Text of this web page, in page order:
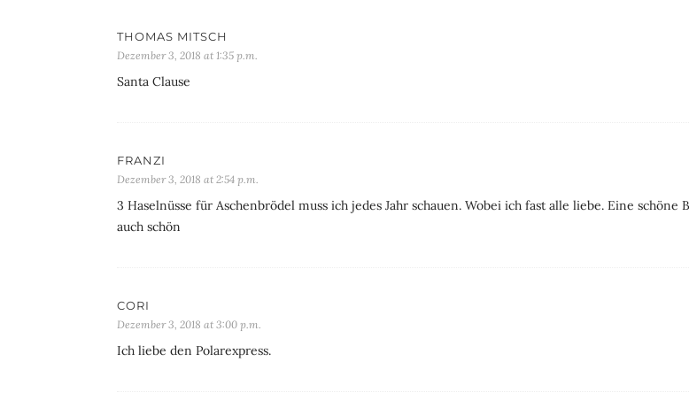
THOMAS MITSCH
Dezember 3, 2018 at 1:35 p.m.
Santa Clause
FRANZI
Dezember 3, 2018 at 2:54 p.m.
3 Haselnüsse für Aschenbrödel muss ich jedes Jahr schauen. Wobei ich fast alle liebe. Eine schöne
auch schön
CORI
Dezember 3, 2018 at 3:00 p.m.
Ich liebe den Polarexpress.